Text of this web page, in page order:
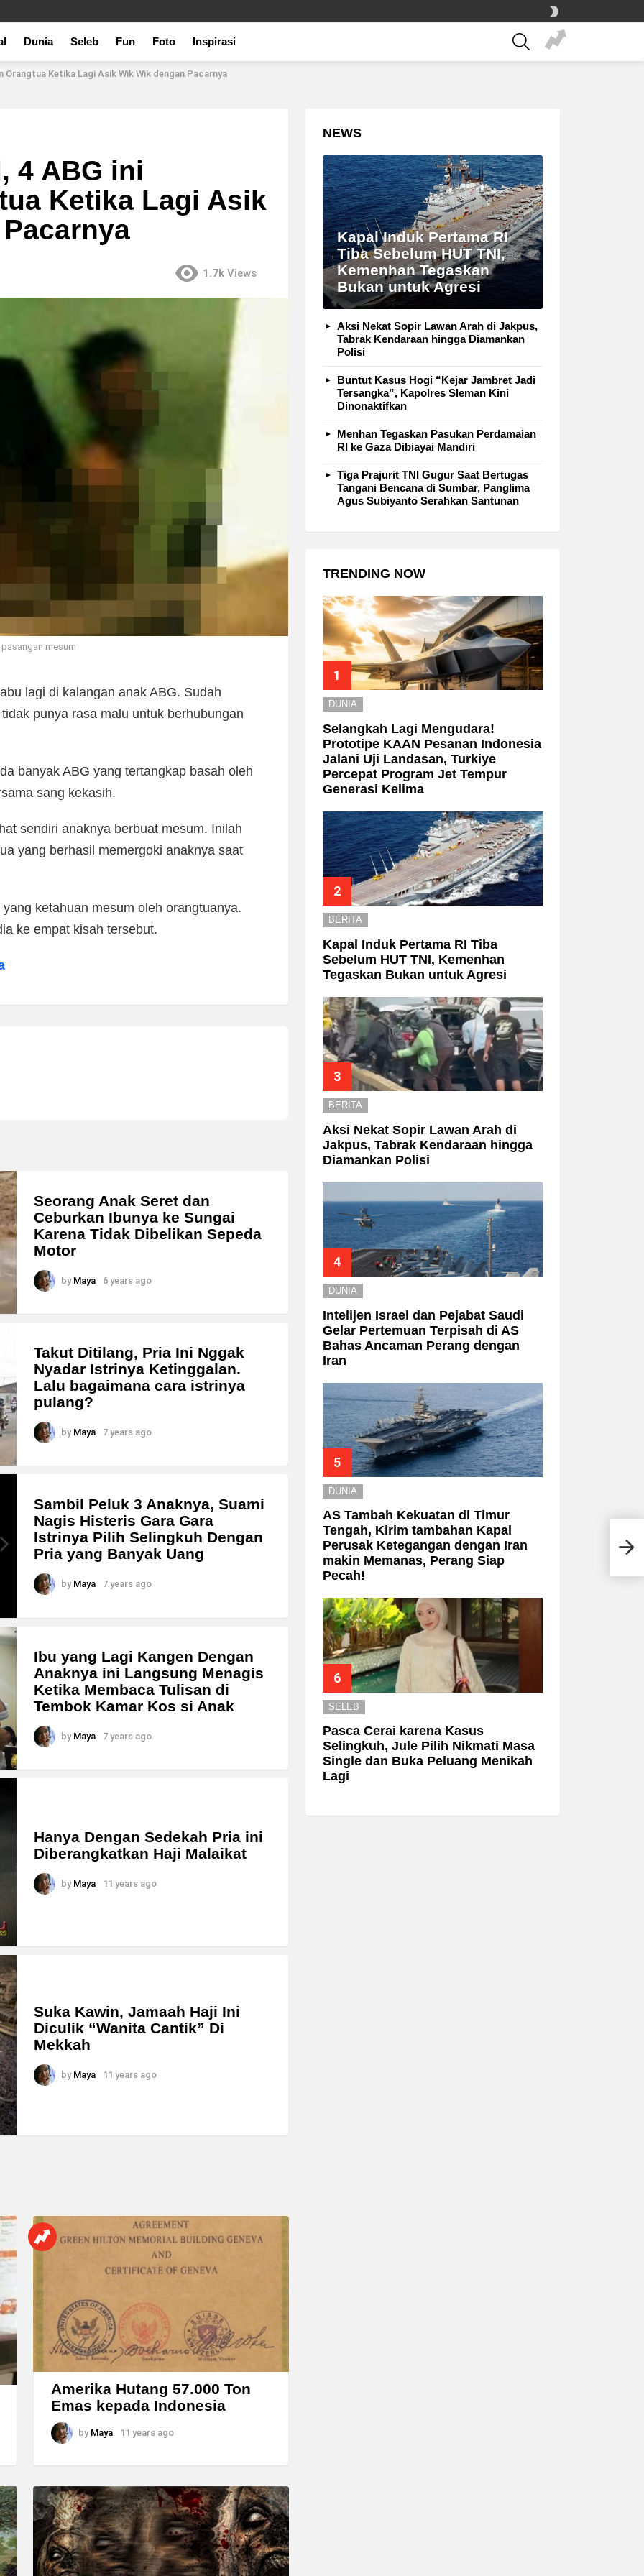
SKIN
Dunia Seleb Fun Foto Inspirasi
SEARCH
Orangtua Ketika Lagi Asik Wik Wik dengan Pacarnya
4 ABG ini
Ketika Lagi Asik
1.7k Views
mesum
lagi di kalangan anak ABG. Sudah
punya rasa malu untuk berhubungan
banyak ABG yang tertangkap basah oleh
sang kekasih.
sendiri anaknya berbuat mesum. Inilah
yang berhasil memergoki anaknya saat
ketahuan mesum oleh orangtuanya.
ke empat kisah tersebut.
Seorang Anak Seret dan
Ceburkan Ibunya ke Sungai
Karena Tidak Dibelikan Sepeda
Motor
by Maya 6 years ago
Takut Ditilang, Pria Ini Nggak
Nyadar Istrinya Ketinggalan.
Lalu bagaimana cara istrinya
pulang?
by Maya 7 years ago
Sambil Peluk 3 Anaknya, Suami
Nagis Histeris Gara Gara
Istrinya Pilih Selingkuh Dengan
Pria yang Banyak Uang
by Maya 7 years ago
Ibu yang Lagi Kangen Dengan
Anaknya ini Langsung Menagis
Ketika Membaca Tulisan di
Tembok Kamar Kos si Anak
by Maya 7 years ago
Hanya Dengan Sedekah Pria ini
Diberangkatkan Haji Malaikat
by Maya 11 years ago
Suka Kawin, Jamaah Haji Ini
Diculik “Wanita Cantik” Di
Mekkah
by Maya 11 years ago
Amerika Hutang 57.000 Ton
Emas kepada Indonesia
by Maya 11 years ago
NEWS
Kapal Induk Pertama RI
Tiba Sebelum HUT TNI,
Kemenhan Tegaskan
Bukan untuk Agresi
Aksi Nekat Sopir Lawan Arah di Jakpus,
Tabrak Kendaraan hingga Diamankan
Polisi
Buntut Kasus Hogi “Kejar Jambret Jadi
Tersangka”, Kapolres Sleman Kini
Dinonaktifkan
Menhan Tegaskan Pasukan Perdamaian
RI ke Gaza Dibiayai Mandiri
Tiga Prajurit TNI Gugur Saat Bertugas
Tangani Bencana di Sumbar, Panglima
Agus Subiyanto Serahkan Santunan
TRENDING NOW
DUNIA
Selangkah Lagi Mengudara!
Prototipe KAAN Pesanan Indonesia
Jalani Uji Landasan, Turkiye
Percepat Program Jet Tempur
Generasi Kelima
BERITA
Kapal Induk Pertama RI Tiba
Sebelum HUT TNI, Kemenhan
Tegaskan Bukan untuk Agresi
BERITA
Aksi Nekat Sopir Lawan Arah di
Jakpus, Tabrak Kendaraan hingga
Diamankan Polisi
DUNIA
Intelijen Israel dan Pejabat Saudi
Gelar Pertemuan Terpisah di AS
Bahas Ancaman Perang dengan
Iran
DUNIA
AS Tambah Kekuatan di Timur
Tengah, Kirim tambahan Kapal
Perusak Ketegangan dengan Iran
makin Memanas, Perang Siap
Pecah!
SELEB
Pasca Cerai karena Kasus
Selingkuh, Jule Pilih Nikmati Masa
Single dan Buka Peluang Menikah
Lagi